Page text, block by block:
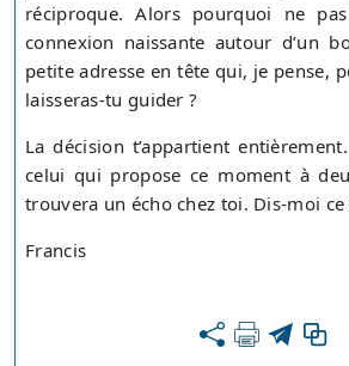
réciproque. Alors pourquoi ne
connexion naissante autour d’un
petite adresse en tête qui, je pense,
laisseras-tu guider ?
La décision t’appartient
celui qui propose ce moment à
trouvera un écho chez toi. Dis-moi ce
Francis